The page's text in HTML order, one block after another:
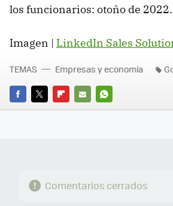
los funcionarios: otoño de 2022.
Imagen | LinkedIn Sales
FACEBOOK
TWITTERFLIPBOARD
E-
WHATSAPP
TEMAS Empresas y economía
Comentarios cerrados